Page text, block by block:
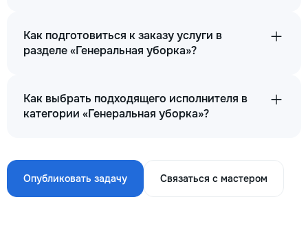
Как подготовиться к заказу услуги в
разделе «Генеральная уборка»?
Как выбрать подходящего исполнителя в
категории «Генеральная уборка»?
Опубликовать задачу Связаться с мастером